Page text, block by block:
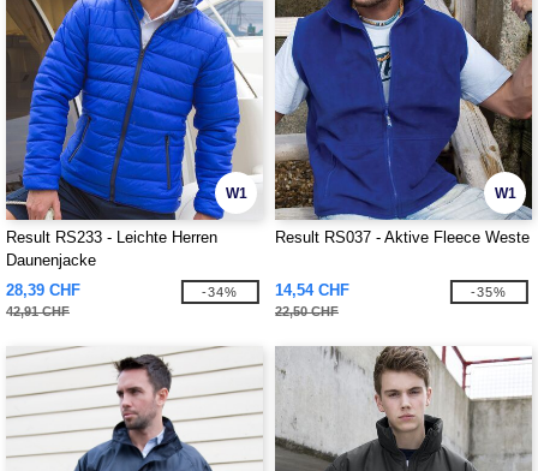
W1
Result RS233 - Leichte Herren
Daunenjacke
28,39 CHF
42,91 CHF
-34%
W1
Result RS037 - Aktive Fleece Weste
14,54 CHF
22,50 CHF
-35%